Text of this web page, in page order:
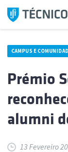
Saltar
para
CAMPUS E
Prémio
alumni
13 Fevereiro